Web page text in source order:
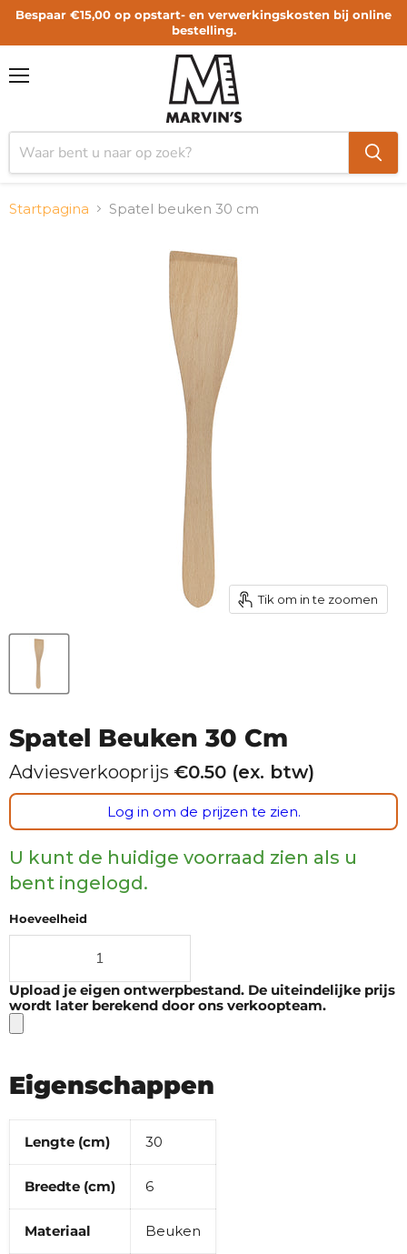
Bespaar €15,00 op opstart- en verwerkingskosten bij online
bestelling.
Startpagina Spatel beuken 30 cm
Tik om in te zoomen
Spatel Beuken 30 Cm
Adviesverkooprijs €0.50 (ex. btw)
Log in om de prijzen te zien.
U kunt de huidige voorraad zien als u
bent ingelogd.
Hoeveelheid
Upload je eigen ontwerpbestand. De uiteindelijke prijs
wordt later berekend door ons verkoopteam.
Eigenschappen
Lengte (cm) 30
Breedte (cm) 6
Materiaal Beuken